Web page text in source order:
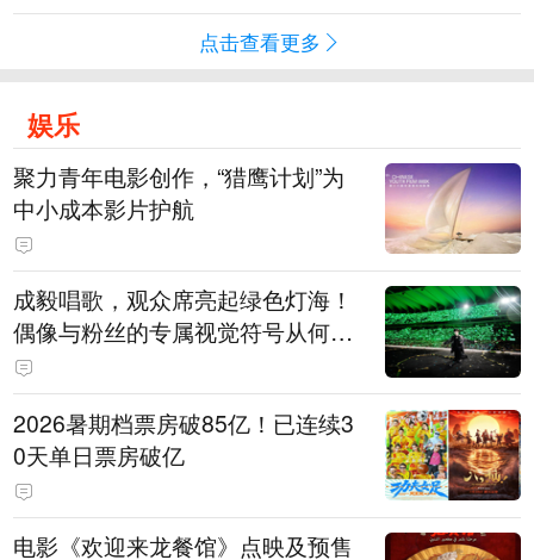
点击查看更多
娱乐
聚力青年电影创作，“猎鹰计划”为
中小成本影片护航
成毅唱歌，观众席亮起绿色灯海！
偶像与粉丝的专属视觉符号从何而
来
2026暑期档票房破85亿！已连续3
0天单日票房破亿
电影《欢迎来龙餐馆》点映及预售